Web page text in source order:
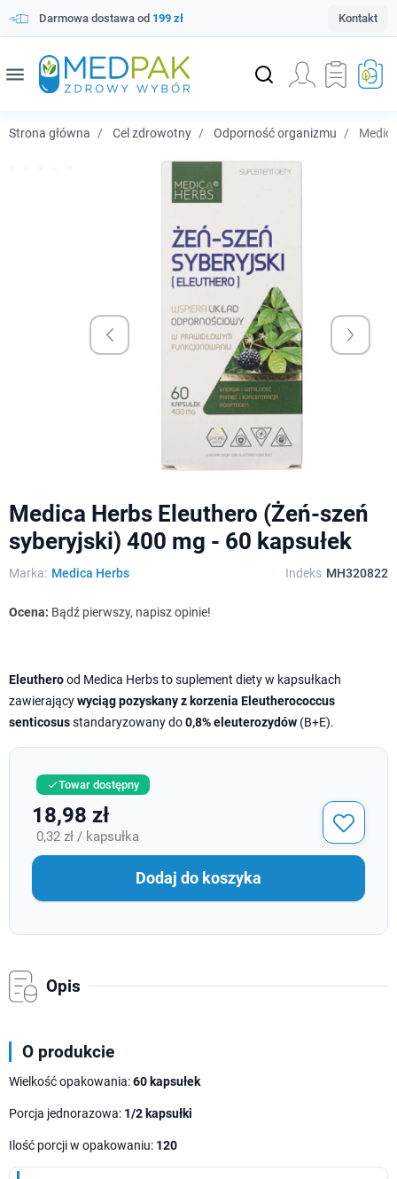
Darmowa dostawa od 199 zł Kontakt
menu
Strona główna Cel zdrowotny Odporność organizmu
Medica Herbs Eleuthero (Żeń-szeń
syberyjski) 400 mg - 60 kapsułek
Marka: Medica Herbs Indeks MH320822
Ocena: Bądź pierwszy, napisz opinie!
Eleutherood Medica Herbs to suplement diety w kapsułkach
zawierającywyciąg pozyskany z korzenia Eleutherococcus
senticosusstandaryzowany do0,8% eleuterozydów (B+E).
Towar dostępny
18,98 zł
0,32 zł / kapsułka
Dodaj do koszyka
Opis
O produkcie
Wielkość opakowania:60 kapsułek
Porcja jednorazowa: 1/2 kapsułki
Ilość porcji w opakowaniu: 120